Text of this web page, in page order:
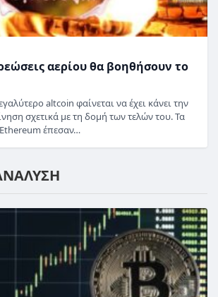
αερίου θα βοηθήσουν το
altcoin φαίνεται να έχει κάνει την
σχετικά με τη δομή των τελών του. Τα
έπεσαν…